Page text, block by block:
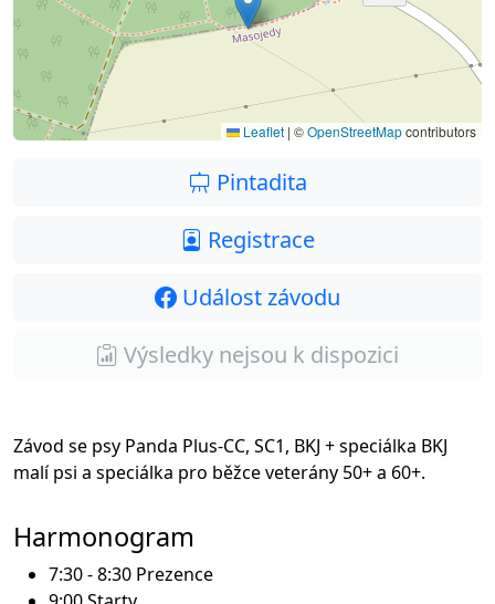
Leaflet | ©OpenStreetMapcontributors
Pintadita
Registrace
Událost závodu
Výsledky nejsou k dispozici
Závod se psy Panda Plus-CC, SC1, BKJ + speciálka BKJ
malí psi a speciálka pro běžce veterány 50+ a 60+.
Harmonogram
7:30 - 8:30 Prezence